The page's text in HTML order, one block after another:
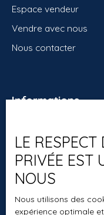
Espace vendeur
Vendre avec nous
Nous contacter
Informations
Nos honoraires
Mentions légales
Politique de
Plan du site
LE
PRIVÉE EST
NOUS
Nous utilisons des
expérience optimale